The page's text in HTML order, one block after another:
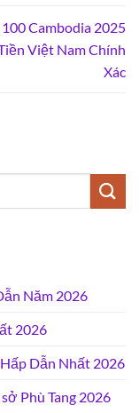
100 Cambodia 2025
Việt Nam Chính
Xác
Năm 2026
2026
Dẫn Nhất 2026
Phù Tang 2026